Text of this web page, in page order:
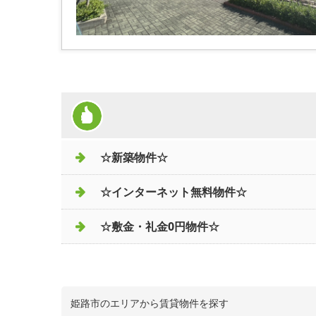
☆新築物件☆
☆インターネット無料物件☆
☆敷金・礼金0円物件☆
姫路市のエリアから賃貸物件を探す